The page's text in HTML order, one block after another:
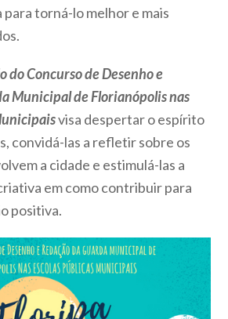
torná-lo melhor e mais
do Concurso de Desenho e
Municipal de Florianópolis nas
visa despertar o espírito
convidá-las a refletir sobre os
a cidade e estimulá-las a
em como contribuir para
positiva.